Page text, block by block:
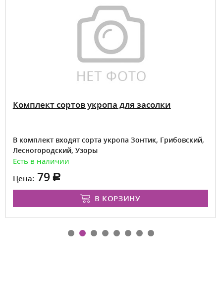
Комплект сортов укропа для засолки
В комплект входят сорта укропа Зонтик, Грибовский,
Лесногородский, Узоры
Есть в наличии
Цена: 79
В КОРЗИНУ